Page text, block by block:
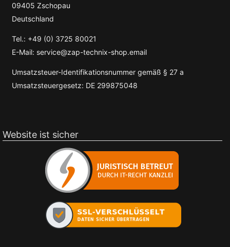
09405 Zschopau
Deutschland
Tel.: +49 (0) 3725 80021
E-Mail: service@zap-technix-shop.email
Umsatzsteuer-Identifikationsnummer gemäß § 27 a
Umsatzsteuergesetz: DE 299875048
Website ist sicher